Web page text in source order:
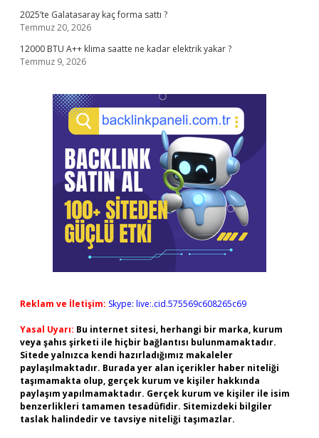
2025’te Galatasaray kaç forma sattı ?
Temmuz 20, 2026
12000 BTU A++ klima saatte ne kadar elektrik yakar ?
Temmuz 9, 2026
Reklam ve İletişim: Skype: live:.cid.575569c608265c69
Yasal Uyarı: Bu internet sitesi, herhangi bir marka, kurum
veya şahıs şirketi ile hiçbir bağlantısı bulunmamaktadır.
Sitede yalnızca kendi hazırladığımız makaleler
paylaşılmaktadır. Burada yer alan içerikler haber niteliği
taşımamakta olup, gerçek kurum ve kişiler hakkında
paylaşım yapılmamaktadır. Gerçek kurum ve kişiler ile isim
benzerlikleri tamamen tesadüfidir. Sitemizdeki bilgiler
taslak halindedir ve tavsiye niteliği taşımazlar.